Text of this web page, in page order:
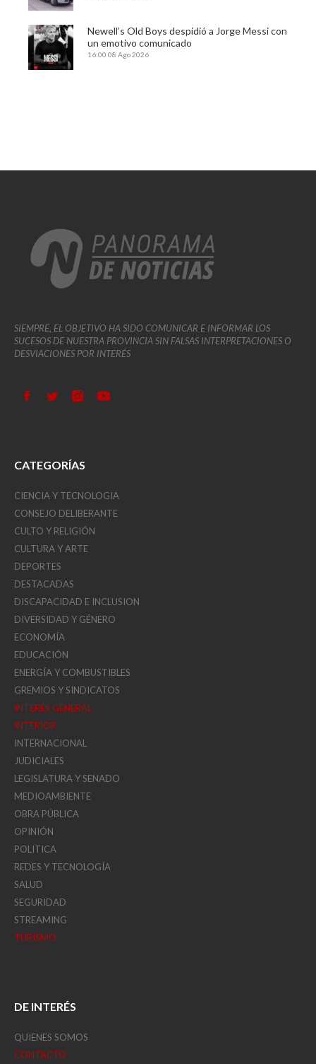
Newell’s Old Boys despidió a Jorge Messi con
un emotivo comunicado
16:00 08 Ago 2026
SIEMPRE, EL OBJETIVO HA SIDO COMUNICAR E INFORMAR LOS
SUCESOS DE NUESTRA PROVINCIA SIN FALSAS INTERPRETACIONES O
DESVIACIONES POR INTERÉS
CATEGORÍAS
CIENCIA Y TECNOLOGIA
CONSEJO DELIBERANTE
CULTO Y RELIGIÓN
CULTURA Y ARTE
DEPORTES
DESTACADAS
DISCAPACIDAD E INCLUSION
DIVERSIDAD Y GÉNERO
ECONOMÍA
EDUCACIÓN
ENERGÍA Y COMBUSTIBLES
GREMIOS Y SINDICATOS
INTERÉS GENERAL
INTERIOR
INTERNACIONAL
JUDICIALES
LEGISLATURA Y SENADO
MEDIOAMBIENTE
OBRA PÚBLICA
OPINIÓN
POLITICA
REDES Y TECNOLOGÍA
SALUD
SEGURIDAD
STREAMING
TURISMO
DE INTERÉS
QUIENES SOMOS
CONTACTO